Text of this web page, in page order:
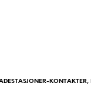
KONTAKTER,